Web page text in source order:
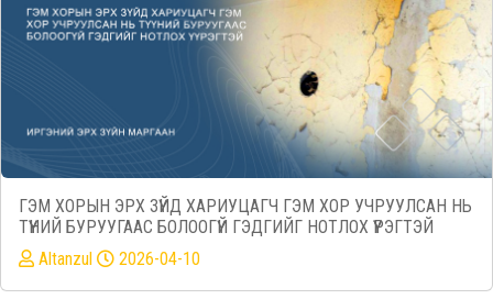
ГЭМ ХОРЫН ЭРХ ЗҮЙД ХАРИУЦАГЧ ГЭМ ХОР УЧРУУЛСАН НЬ
ТҮҮНИЙ БУРУУГААС БОЛООГҮЙ ГЭДГИЙГ НОТЛОХ ҮҮРЭГТЭЙ
Altanzul
2026-04-10